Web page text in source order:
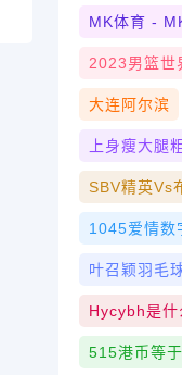
MK体育 -
2023男篮世
大连阿尔滨
上身瘦大腿
SBV精英vs
1045爱情数
叶召颖羽毛
Hycybh是什
515港币等